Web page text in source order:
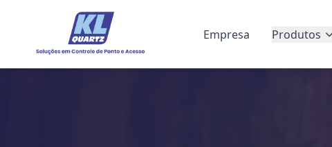
Empresa Produtos